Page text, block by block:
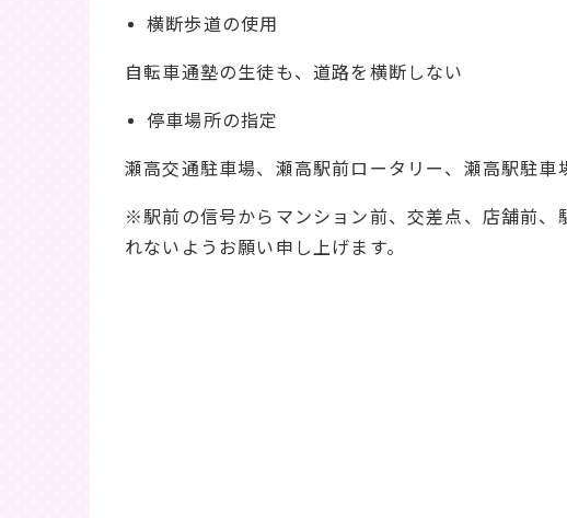
横断歩道の使用
自転車通塾の生徒も、道路を横断しない
停車場所の指定
瀬高交通駐車場、瀬高駅前ロータリー、瀬高駅駐車
※駅前の信号からマンション前、交差点、店舗前、
れないようお願い申し上げます。